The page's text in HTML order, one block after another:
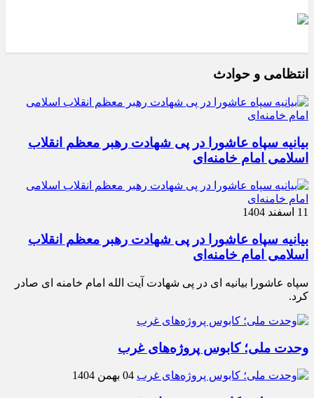
انتظامی و حوادث
بیانیه سپاه عاشورا در پی شهادت رهبر معظم انقلاب
اسلامی امام خامنه‌ای
11 اسفند 1404
بیانیه سپاه عاشورا در پی شهادت رهبر معظم انقلاب
اسلامی امام خامنه‌ای
سپاه عاشورا بیانیه ای در پی شهادت آیت الله امام خامنه ای صادر
کرد.
وحدت ملی؛ کابوس پروژه‌های غرب
04 بهمن 1404